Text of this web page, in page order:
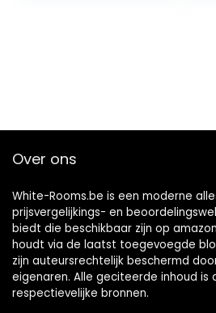
Over ons
White-Rooms.be is een moderne
prijsvergelijkings- en
biedt die beschikbaar zijn op
houdt via de laatst toegevoegde
zijn auteursrechtelijk beschermd
eigenaren. Alle geciteerde inhoud is
respectievelijke bronnen.